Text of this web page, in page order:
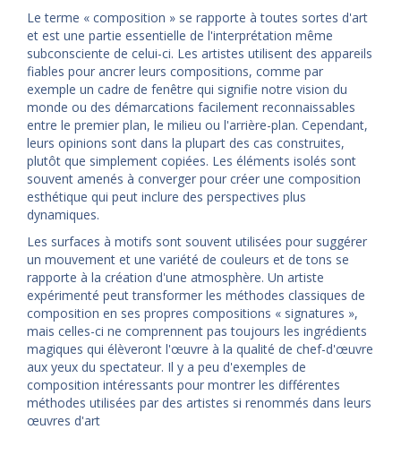
Le terme « composition » se rapporte à toutes sortes d'art
et est une partie essentielle de l'interprétation même
subconsciente de celui-ci. Les artistes utilisent des appareils
fiables pour ancrer leurs compositions, comme par
exemple un cadre de fenêtre qui signifie notre vision du
monde ou des démarcations facilement reconnaissables
entre le premier plan, le milieu ou l'arrière-plan. Cependant,
leurs opinions sont dans la plupart des cas construites,
plutôt que simplement copiées. Les éléments isolés sont
souvent amenés à converger pour créer une composition
esthétique qui peut inclure des perspectives plus
dynamiques.
Les surfaces à motifs sont souvent utilisées pour suggérer
un mouvement et une variété de couleurs et de tons se
rapporte à la création d'une atmosphère. Un artiste
expérimenté peut transformer les méthodes classiques de
composition en ses propres compositions « signatures »,
mais celles-ci ne comprennent pas toujours les ingrédients
magiques qui élèveront l'œuvre à la qualité de chef-d'œuvre
aux yeux du spectateur. Il y a peu d'exemples de
composition intéressants pour montrer les différentes
méthodes utilisées par des artistes si renommés dans leurs
œuvres d'art